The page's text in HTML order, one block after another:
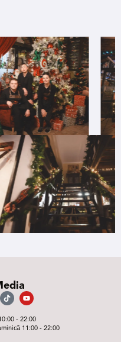
- 22:00
11:00 - 22:00